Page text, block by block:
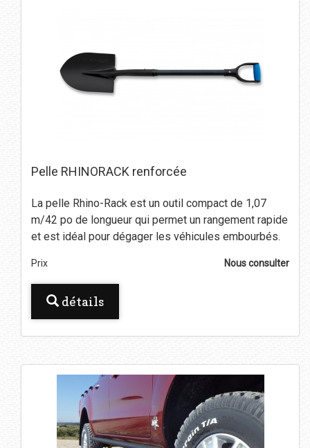
Pelle RHINORACK renforcée
La pelle Rhino-Rack est un outil compact de 1,07
m/42 po de longueur qui permet un rangement rapide
et est idéal pour dégager les véhicules embourbés.
Prix Nous consulter
détails